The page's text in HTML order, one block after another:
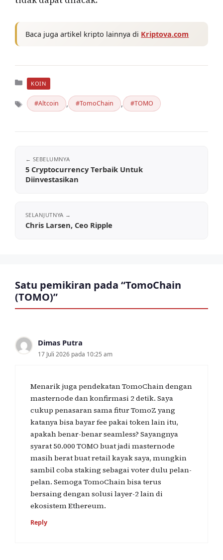
Baca juga artikel kripto lainnya di Kriptova.com
Kategori
KOIN
Tag Altcoin , TomoChain , TOMO
5 Cryptocurrency Terbaik Untuk
Diinvestasikan
Chris Larsen, Ceo Ripple
Satu pemikiran pada “TomoChain
(TOMO)”
Dimas Putra
17 Juli 2026 pada 10:25 am
Menarik juga pendekatan TomoChain dengan
masternode dan konfirmasi 2 detik. Saya
cukup penasaran sama fitur TomoZ yang
katanya bisa bayar fee pakai token lain itu,
apakah benar-benar seamless? Sayangnya
syarat 50.000 TOMO buat jadi masternode
masih berat buat retail kayak saya, mungkin
sambil coba staking sebagai voter dulu pelan-
pelan. Semoga TomoChain bisa terus
bersaing dengan solusi layer-2 lain di
ekosistem Ethereum.
Reply